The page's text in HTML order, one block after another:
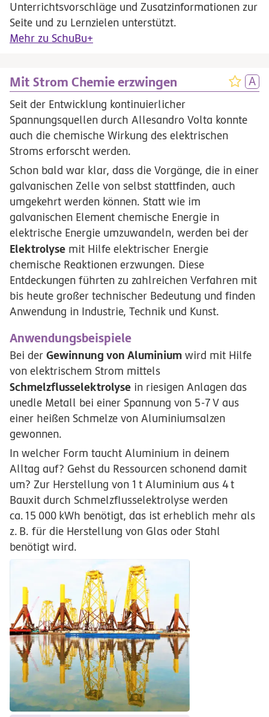
Unterrichtsvorschläge und Zusatzinformationen zur
Seite und zu Lernzielen unterstützt.
Mehr zu SchuBu+
Mit Strom Chemie erzwingen
Seit der Entwicklung kontinuierlicher
Spannungsquellen durch Allesandro Volta konnte
auch die chemische Wirkung des elektrischen
Stroms erforscht werden.
Schon bald war klar, dass die Vorgänge, die in einer
galvanischen Zelle von selbst stattfinden, auch
umgekehrt werden können. Statt wie im
galvanischen Element chemische Energie in
elektrische Energie umzuwandeln, werden bei der
Elektrolyse mit Hilfe elektrischer Energie
chemische Reaktionen erzwungen. Diese
Entdeckungen führten zu zahlreichen Verfahren mit
bis heute großer technischer Bedeutung und finden
Anwendung in Industrie, Technik und Kunst.
Anwendungsbeispiele
Bei der Gewinnung von Aluminium wird mit Hilfe
von elektrischem Strom mittels
Schmelzflusselektrolyse in riesigen Anlagen das
unedle Metall bei einer Spannung von 5-7 V aus
einer heißen Schmelze von Aluminiumsalzen
gewonnen.
In welcher Form taucht Aluminium in deinem
Alltag auf? Gehst du Ressourcen schonend damit
um? Zur Herstellung von 1 t Aluminium aus4t
Bauxit durch Schmelzflusselektrolyse werden
ca. 15 000 kWh benötigt, das ist erheblich mehr als
z. B. für die Herstellung von Glas oder Stahl
benötigt wird.